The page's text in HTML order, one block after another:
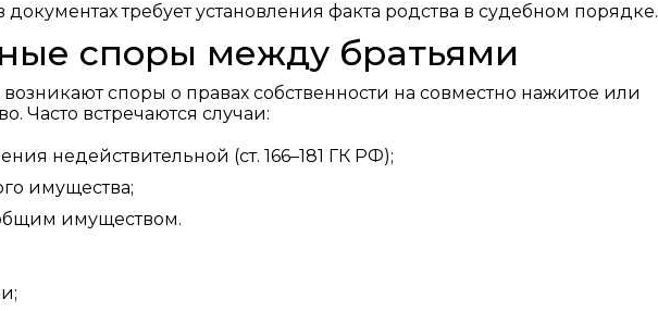
требует установления факта родства в судебном порядке.
споры между братьями
споры о правах собственности на совместно нажитое или
Часто встречаются случаи:
недействительной (ст. 166–181 ГК РФ);
имущества;
имуществом.